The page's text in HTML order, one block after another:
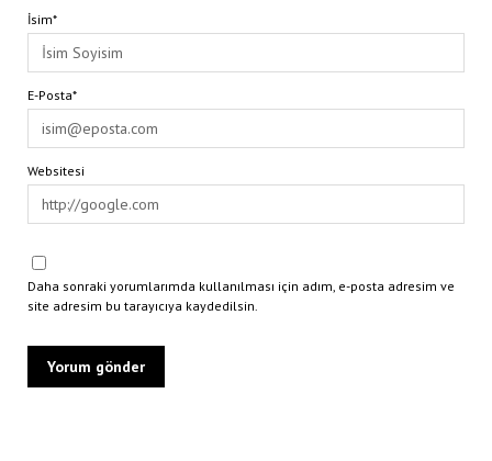
İsim*
E-Posta*
Websitesi
Daha sonraki yorumlarımda kullanılması için adım, e-posta adresim ve
site adresim bu tarayıcıya kaydedilsin.